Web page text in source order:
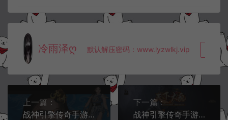
冷雨泽ღ 默认解压密码：www.lyzwlkj.vip 复
上一篇：
战神引擎传奇手游【需授权-仙剑沉默三职业[白猪5]】12月最新整理Win一键服务端+GM充值后台+安卓+详细搭建教程+视频教程
下一篇：
战神引擎传奇手游【1.80逆战狂刀三职业[白猪3.1]】12月最新整理Win一键服务端+GM授权后台+安卓苹果双端+详细搭建教程+视频教程